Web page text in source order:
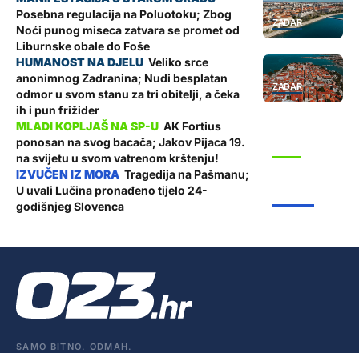
ZADAR
Posebna regulacija na Poluotoku; Zbog
Noći punog miseca zatvara se promet od
Liburnske obale do Foše
ZADAR
Veliko srce
anonimnog Zadranina; Nudi besplatan
odmor u svom stanu za tri obitelji, a čeka
ih i pun frižider
AK Fortius
ponosan na svog bacača; Jakov Pijaca 19.
na svijetu u svom vatrenom krštenju!
Tragedija na Pašmanu;
U uvali Lučina pronađeno tijelo 24-
godišnjeg Slovenca
SAMO BITNO. ODMAH.